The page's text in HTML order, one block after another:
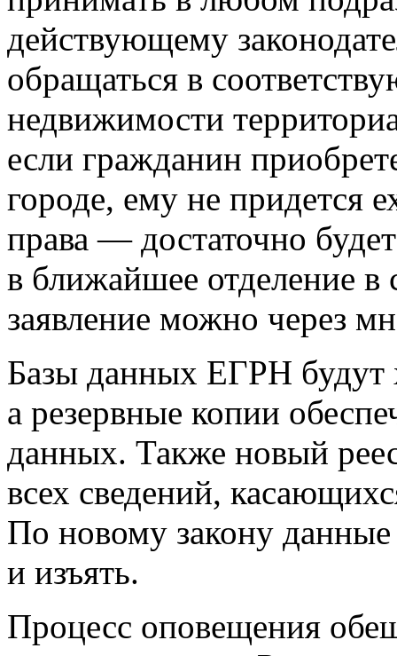
действующему
обращаться в
недвижимости
если гражданин
городе, ему не придется
права — достаточно
в ближайшее отделение в
заявление можно через
Базы данных ЕГРН будут
а резервные копии
данных. Также новый
всех сведений,
По новому закону данные
и изъять.
Процесс оповещения